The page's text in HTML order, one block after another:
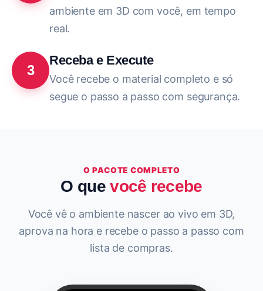
ambiente em 3D com você, em tempo
real.
3
Receba e Execute
Você recebe o material completo e só
segue o passo a passo com segurança.
O PACOTE COMPLETO
O quevocê recebe
Você vê o ambiente nascer ao vivo em 3D,
aprova na hora e recebe o passo a passo com
lista de compras.